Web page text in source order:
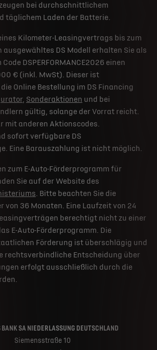
bei durchschnittlichem
täglichem Laden der Batterie.
Kilometer-Leasingvertrags bis zum
DS Modell erhalten Sie als
DSPERFORMANCE2026 einen
€ (inkl. MwSt). Dieser ist
Online Bestellung im DS Financing
, Sonderaktionen und bei
gültig, solange der Vorrat reicht.
mit anderen Aktionscodes.
sofort verfügbare DS
Eine Barauszahlung ist nicht möglich.
zum E-Auto-Förderprogramm für
Sie auf der Website des
. Bitte beachten Sie die
von 36 Monaten. Eine Laufzeit von 24
berechtigt nicht zu einer
E-Auto-Förderprogramm. Die
Förderung ist überschlägig und
rechtsverbindliche Entscheidung über
erfolgt ausschließlich durch die
SA NIEDERLASSUNG DEUTSCHLAND
Siemensstraße 10